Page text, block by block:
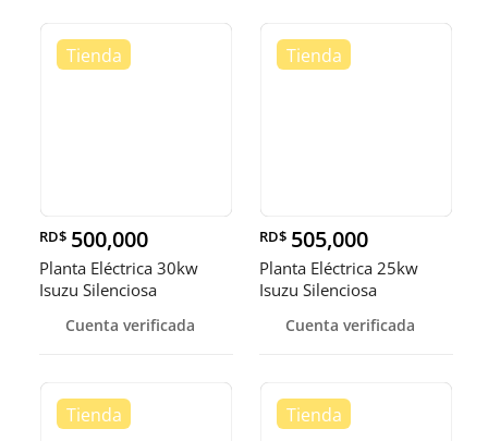
RD$ 500,000
Planta Eléctrica 30kw
Isuzu Silenciosa
Cuenta verificada
RD$ 505,000
Planta Eléctrica 25kw
Isuzu Silenciosa
Cuenta verificada